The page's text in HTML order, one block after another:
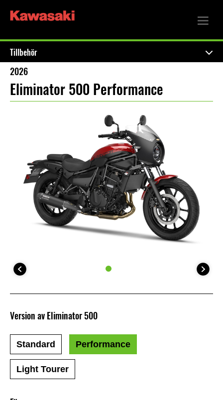
Tillbehör
2026
Eliminator 500 Performance
Version av Eliminator 500
Standard Performance
Light Tourer